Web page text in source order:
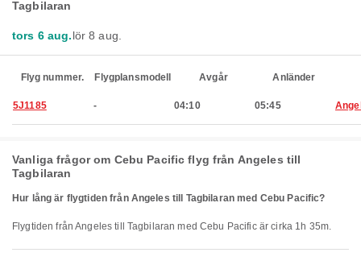
Tagbilaran
tors 6 aug.lör 8 aug.
Flyg nummer. Flygplansmodell Avgår Anländer
5J1185 - 04:10 05:45
Vanliga frågor om Cebu Pacific flyg från Angeles till
Tagbilaran
Hur lång är flygtiden från Angeles till Tagbilaran med Cebu Pacific?
Flygtiden från Angeles till Tagbilaran med Cebu Pacific är cirka 1h 35m.